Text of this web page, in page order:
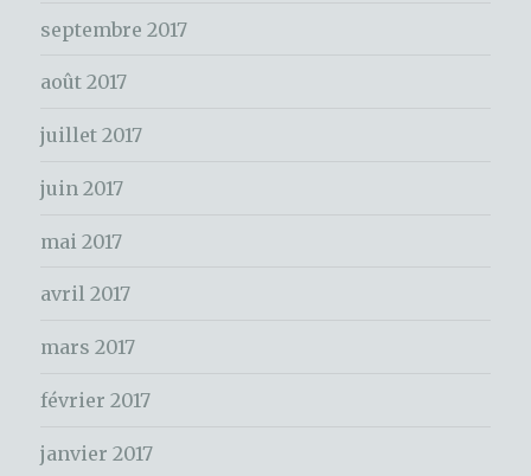
e
:
septembre 2017
août 2017
juillet 2017
juin 2017
mai 2017
avril 2017
mars 2017
février 2017
janvier 2017